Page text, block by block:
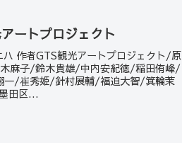
ートプロジェクト
作者GTS観光アートプロジェクト/原
麻子/鈴木貴雄/中内安紀徳/稲田侑峰/
一/崔秀姫/針村展輔/福迫大智/箕輪茉
田区...